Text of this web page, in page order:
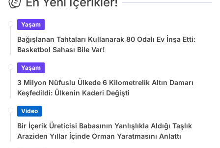
Yaşam
Bağışlanan Tahtaları Kullanarak 80 Odalı Ev İnşa Etti:
Basketbol Sahası Bile Var!
Yaşam
3 Milyon Nüfuslu Ülkede 6 Kilometrelik Altın Damarı
Keşfedildi: Ülkenin Kaderi Değişti
Video
Bir İçerik Üreticisi Babasının Yanlışlıkla Aldığı Taşlık
Araziden Yıllar İçinde Orman Yaratmasını Anlattı